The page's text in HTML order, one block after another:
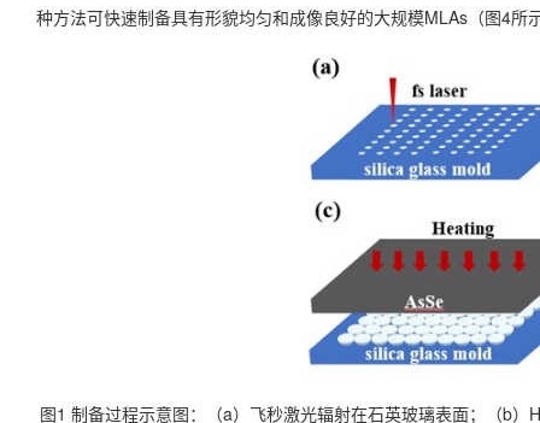
种方法可快速制备具有形貌均匀和成像良好的大规模MLAs（图4
图1 制备过程示意图：（a）飞秒激光辐射在石英玻璃表面；（b